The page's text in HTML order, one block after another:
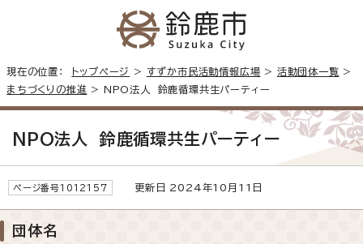
現在の位置： トップページ > すずか市民活動情報広場 > 活動団体一覧 >
まちづくりの推進 > NPO法人 鈴鹿循環共生パーティー
NPO法人 鈴鹿循環共生パーティー
ページ番号1012157 更新日 2024年10月11日
団体名